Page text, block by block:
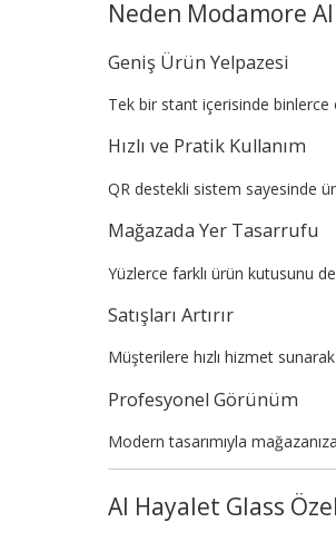
Neden Modamore
Geniş Ürün Yelpazesi
Tek bir stant içerisinde
Hızlı ve Pratik Kullanım
QR destekli sistem sayesinde
Mağazada Yer Tasarrufu
Yüzlerce farklı ürün kutusunu
Satışları Artırır
Müşterilere hızlı hizmet
Profesyonel Görünüm
Modern tasarımıyla
AI Hayalet Glass